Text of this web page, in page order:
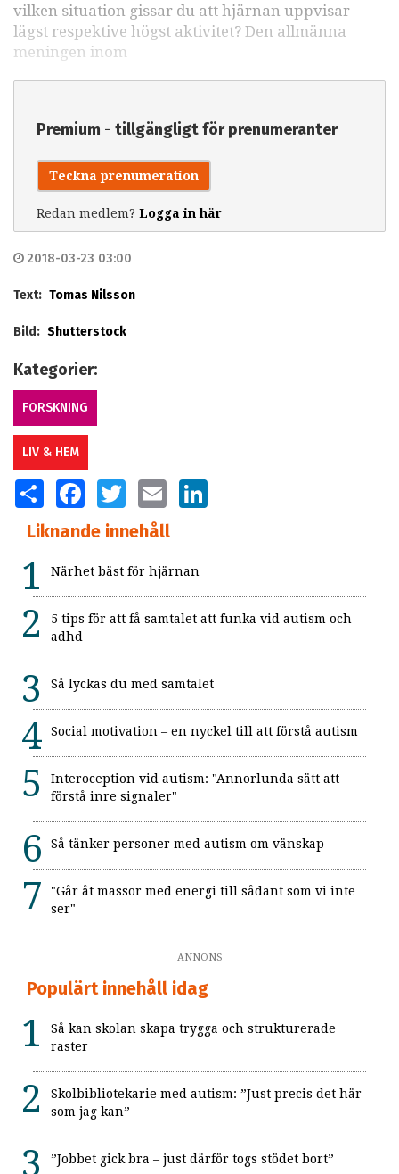
vilken situation gissar du att hjärnan uppvisar
lägst respektive högst aktivitet? Den allmänna
meningen inom
Premium - tillgängligt för prenumeranter
Teckna prenumeration
Redan medlem? Logga in här
2018-03-23 03:00
Text: Tomas Nilsson
Bild: Shutterstock
Kategorier:
FORSKNING
LIV & HEM
SHARE FACEBOOKTWITTER EMAIL
Liknande innehåll
Närhet bäst för hjärnan
5 tips för att få samtalet att funka vid autism och
adhd
Så lyckas du med samtalet
Social motivation – en nyckel till att förstå autism
Interoception vid autism: "Annorlunda sätt att
förstå inre signaler"
Så tänker personer med autism om vänskap
"Går åt massor med energi till sådant som vi inte
ser"
ANNONS
Populärt innehåll idag
Så kan skolan skapa trygga och strukturerade
raster
Skolbibliotekarie med autism: ”Just precis det här
som jag kan”
”Jobbet gick bra – just därför togs stödet bort”